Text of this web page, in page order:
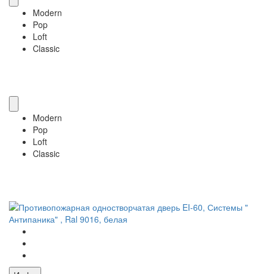
Modern
Pop
Loft
Classic
Modern
Pop
Loft
Classic